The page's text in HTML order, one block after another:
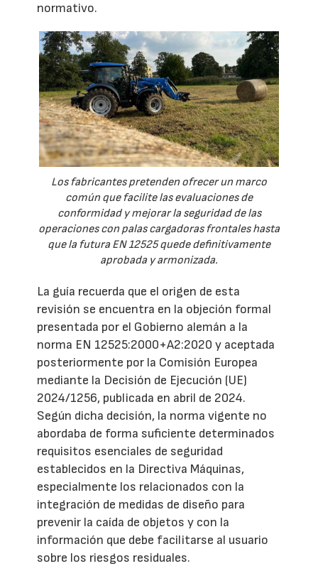
normativo.
Los fabricantes pretenden ofrecer un marco
común que facilite las evaluaciones de
conformidad y mejorar la seguridad de las
operaciones con palas cargadoras frontales hasta
que la futura EN 12525 quede definitivamente
aprobada y armonizada.
La guía recuerda que el origen de esta
revisión se encuentra en la objeción formal
presentada por el Gobierno alemán a la
norma EN 12525:2000+A2:2020 y aceptada
posteriormente por la Comisión Europea
mediante la Decisión de Ejecución (UE)
2024/1256, publicada en abril de 2024.
Según dicha decisión, la norma vigente no
abordaba de forma suficiente determinados
requisitos esenciales de seguridad
establecidos en la Directiva Máquinas,
especialmente los relacionados con la
integración de medidas de diseño para
prevenir la caída de objetos y con la
información que debe facilitarse al usuario
sobre los riesgos residuales.